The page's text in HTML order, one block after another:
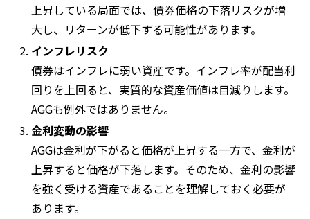
上昇している局面では、債券価格の下落リスクが増
大し、リターンが低下する可能性があります。
インフレリスク
債券はインフレに弱い資産です。インフレ率が配当利
回りを上回ると、実質的な資産価値は目減りします。
AGGも例外ではありません。
金利変動の影響
AGGは金利が下がると価格が上昇する一方で、金利が
上昇すると価格が下落します。そのため、金利の影響
を強く受ける資産であることを理解しておく必要が
あります。